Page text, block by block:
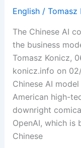
a
Time
English/ Tomasz
The Chinese AI
the business
Tomasz Konicz,
konicz.info on
Chinese AI
American high-
downright
OpenAI, which is
Chinese